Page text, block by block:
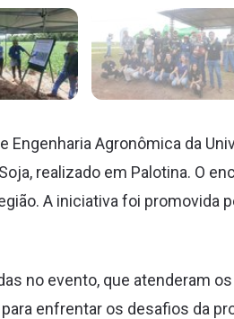
Engenharia Agronômica da
realizado em Palotina. O
A iniciativa foi promovida
no evento, que atenderam
enfrentar os desafios da